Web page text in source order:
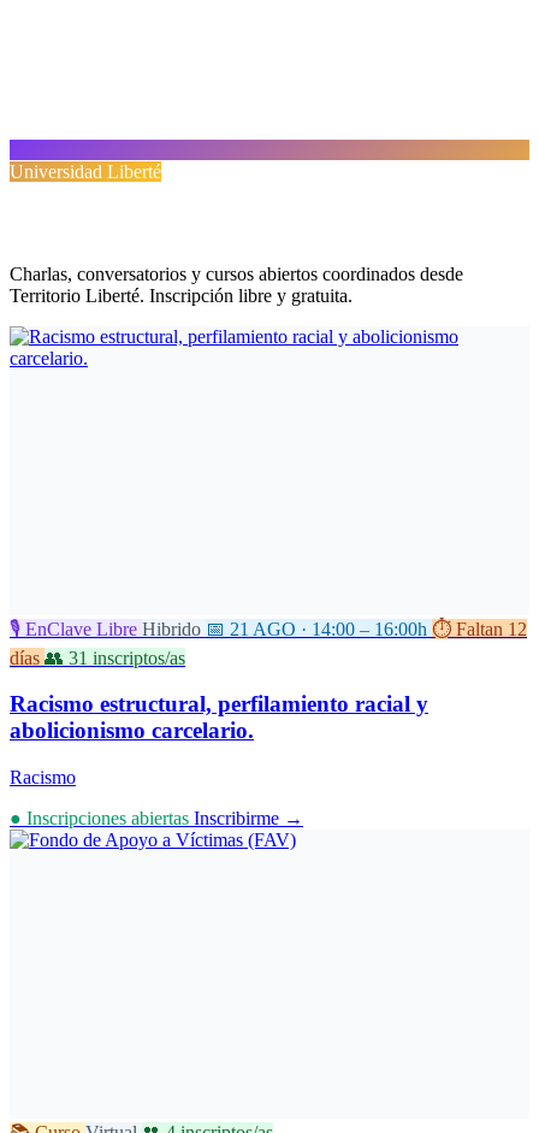
Universidad Liberté
Charlas, conversatorios y cursos abiertos coordinados desde
Territorio Liberté. Inscripción libre y gratuita.
🎙️ EnClave Libre Hibrido 📅 21 AGO · 14:00 – 16:00h ⏱️ Faltan 12
días 👥 31 inscriptos/as
Racismo estructural, perfilamiento racial y
abolicionismo carcelario.
Racismo
● Inscripciones abiertas Inscribirme →